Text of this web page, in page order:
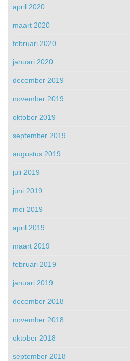
april 2020
maart 2020
februari 2020
januari 2020
december 2019
november 2019
oktober 2019
september 2019
augustus 2019
juli 2019
juni 2019
mei 2019
april 2019
maart 2019
februari 2019
januari 2019
december 2018
november 2018
oktober 2018
september 2018